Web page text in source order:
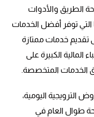
الطريق والأدوات
التي توفر أفضل الخدمات
تقديم خدمات ممتازة
المالية الكبيرة على
الخدمات المتخصصة.
الترويجية اليومية،
طوال العام في